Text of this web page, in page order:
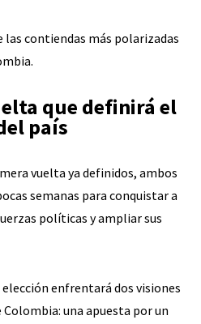
las contiendas más polarizadas
que definirá el
país
vuelta ya definidos, ambos
semanas para conquistar a
políticas y ampliar sus
enfrentará dos visiones
una apuesta por un